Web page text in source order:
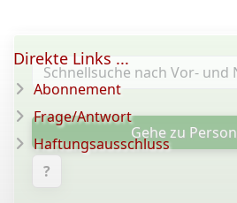
Gehe zu Person
?
Direkte Links ...
Abonnement
Frage/Antwort
Haftungsausschluss